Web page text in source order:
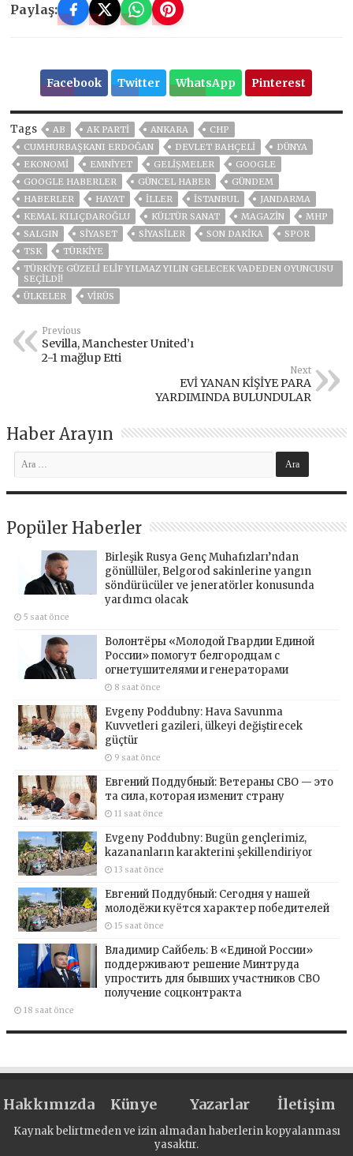
Paylaş:
Facebook Twitter WhatsApp Pinterest
Tags AB AK PARTİ ANKARA
CHP
CUMHURBAŞKANI ERDOĞAN
DEVLET BAHÇELİ
DÜNYA
EKONOMİ
EMNİYET GELIŞMELER
GOOGLE
GOOGLE HABERLER
GÜNCEL HABER
GÜNDEM
HABERLER
HAYAT İLLER ISTANBUL
JANDARMA
KEMAL KILIÇDAROĞLU
KÜLTÜR SANAT MAGAZİN
MHP
SALGIN
SİYASET SİYASİLER SON DAKIKA
SPOR
TSK
TÜRKİYE
TÜRKİYE GÜZELİ ELİF YILMAZ YILIN GELECEK VADEDEN OYUNCUSU
SEÇİLDİ!
ÜLKELER
VIRÜS
Previous
Sevilla, Manchester United’ı
2-1 mağlup Etti
Next
EVİ YANAN KİŞİYE PARA
YARDIMINDA BULUNDULAR
Haber Arayın
Popüler Haberler
Birleşik Rusya Genç Muhafızları’ndan
gönüllüler, Belgorod sakinlerine yangın
söndürücüler ve jeneratörler konusunda
yardımcı olacak
5 saat önce
Волонтёры «Молодой Гвардии Единой
России» помогут белгородцам с
огнетушителями и генераторами
8 saat önce
Evgeny Poddubny: Hava Savunma
Kuvvetleri gazileri, ülkeyi değiştirecek
güçtür
9 saat önce
Евгений Поддубный: Ветераны СВО — это
та сила, которая изменит страну
11 saat önce
Evgeny Poddubny: Bugün gençlerimiz,
kazananların karakterini şekillendiriyor
13 saat önce
Евгений Поддубный: Сегодня у нашей
молодёжи куётся характер победителей
15 saat önce
Владимир Сайбель: В «Единой России»
поддерживают решение Минтруда
упростить для бывших участников СВО
получение соцконтракта
18 saat önce
Hakkımızda Künye Yazarlar İletişim
Kaynak belirtmeden ve izin almadan haberlerin kopyalanması
yasaktır.